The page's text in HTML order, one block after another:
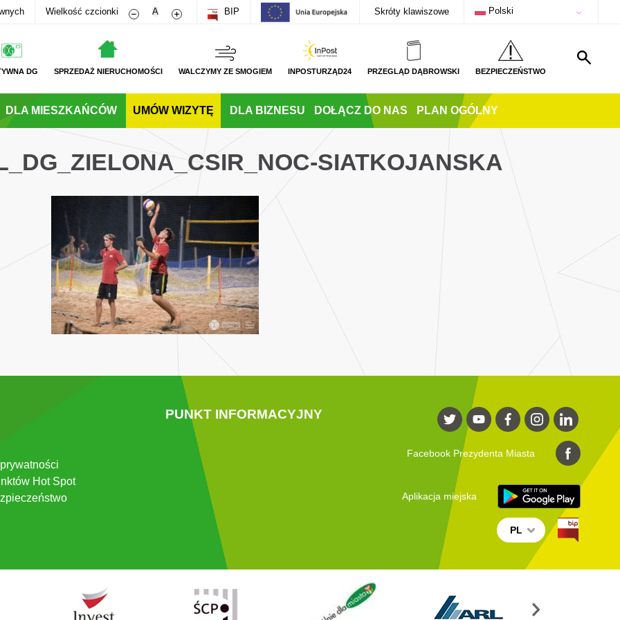
Wielkość czcionki Zmniejsz rozmiar czcionki
A Zwiększ rozmiar czcionki
BIP Skróty klawiszowe Polski
DG SPRZEDAŻ NIERUCHOMOŚCI WALCZYMY ZE SMOGIEM INPOSTURZĄD24 PRZEGLĄD DĄBROWSKI BEZPIECZEŃSTWO
DLA MIESZKAŃCÓW UMÓW WIZYTĘ DLA BIZNESU DOŁĄCZ DO NAS PLAN OGÓLNY
SIATKOJANSKA
Hot Spot
PUNKT INFORMACYJNY
Facebook Prezydenta Miasta
Aplikacja miejska
PL